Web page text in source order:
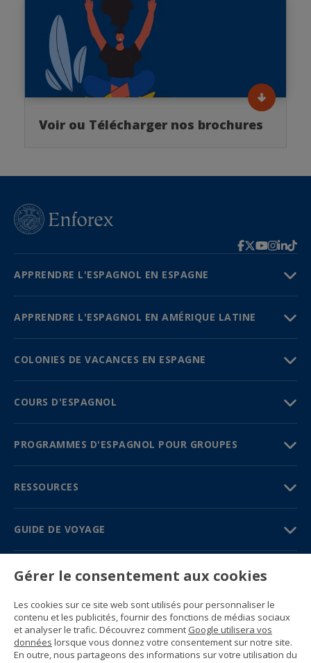
Voir ou Télécharger nos brochures
APPRENDRE L'ESPAGNOL EN ESPAGNE
APPRENDRE L'ESPAGNOL EN AMÉRIQUE LATINE
COLONIES DE VACANCES EN ESPAGNE
COURS D'ESPAGNOL
PROGRAMMES D'ESPAGNOL POUR GROUPES
RESSOURCES
GUIDE DE VOYAGE
PARTENAIRES
Contactez-nous
Prix et brochures
(+34) 91 594 37 76
Gustavo Fernández Balbuena, 11
28002 Madrid, Spain
Gérer le consentement aux cookies
Les cookies sur ce site web sont utilisés pour personnaliser le
contenu et les publicités, fournir des fonctions de médias sociaux
et analyser le trafic. Découvrez comment Google utilisera vos
données lorsque vous donnez votre consentement sur notre site.
En outre, nous partageons des informations sur votre utilisation du